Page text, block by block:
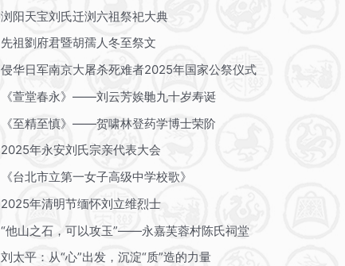
浏阳天宝刘氏迁浏六祖祭祀大典
先祖劉府君暨胡孺人冬至祭文
侵华日军南京大屠杀死难者2025年国家公祭仪式
《萱堂春永》——刘云芳娭毑九十岁寿诞
《至精至慎》——贺啸林登药学博士荣阶
2025年永安刘氏宗亲代表大会
《台北市立第一女子高级中学校歌》
2025年清明节缅怀刘立维烈士
“他山之石，可以攻玉”——永嘉芙蓉村陈氏祠堂
刘太平：从“心”出发，沉淀“质”造的力量